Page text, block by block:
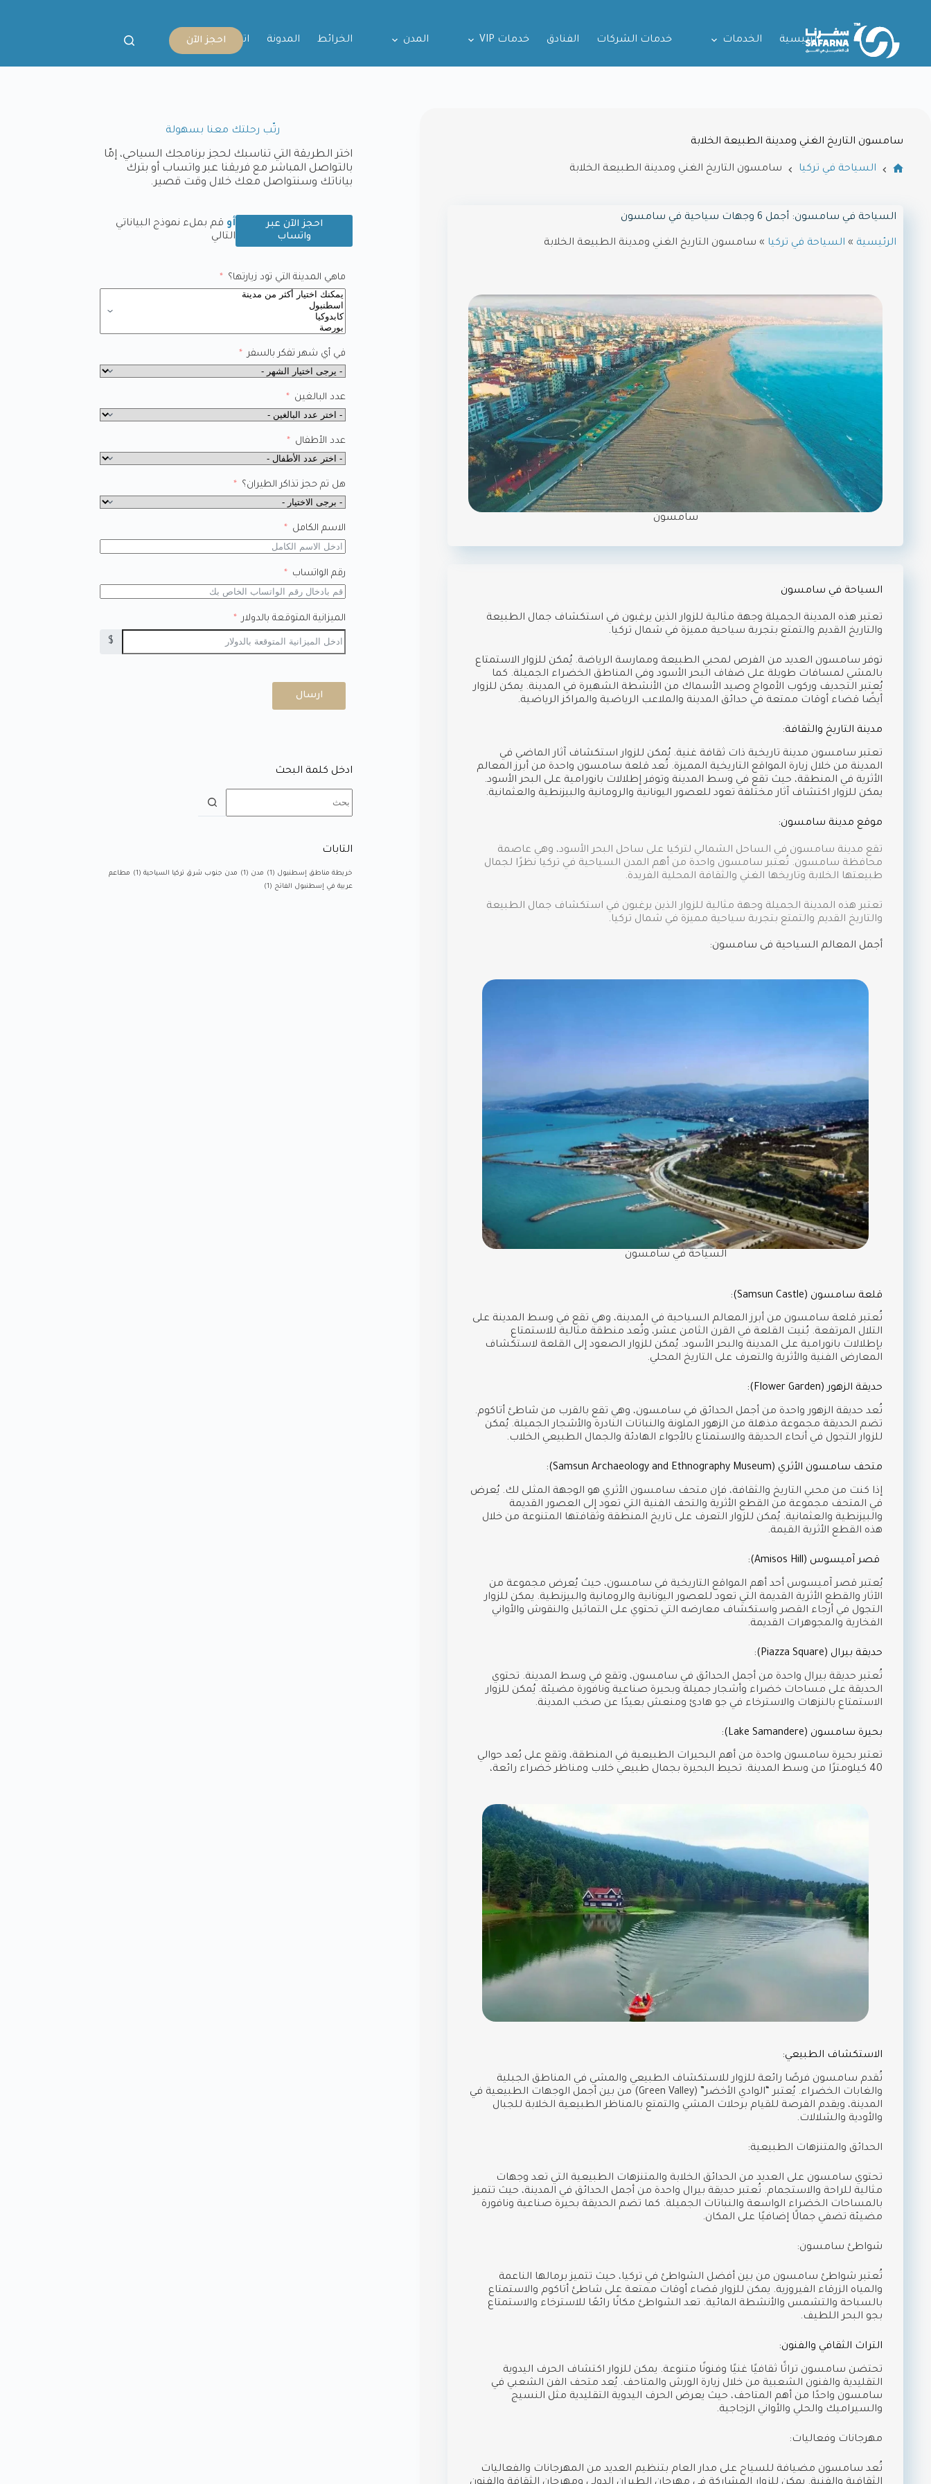
الرئيسية الخدمات خدمات الشركات الفنادق خدمات VIP المدن الخرائط المدونة اتصل بنااحجز الآن
سامسون التاريخ الغني ومدينة الطبيعة الخلابة
السياحة في تركيا سامسون التاريخ الغني ومدينة الطبيعة الخلابة
السياحة في سامسون: أجمل 6 وجهات سياحية في سامسون
الرئيسية » السياحة في تركيا » سامسون التاريخ الغني ومدينة الطبيعة الخلابة
سامسون
السياحة في سامسون
تعتبر هذه المدينة الجميلة وجهة مثالية للزوار الذين يرغبون في استكشاف جمال الطبيعة
والتاريخ القديم والتمتع بتجربة سياحية مميزة في شمال تركيا.
توفر سامسون العديد من الفرص لمحبي الطبيعة وممارسة الرياضة. يُمكن للزوار الاستمتاع
بالمشي لمسافات طويلة على ضفاف البحر الأسود وفي المناطق الخضراء الجميلة. كما
يُعتبر التجديف وركوب الأمواج وصيد الأسماك من الأنشطة الشهيرة في المدينة. يمكن للزوار
أيضًا قضاء أوقات ممتعة في حدائق المدينة والملاعب الرياضية والمراكز الرياضية.
مدينة التاريخ والثقافة:
تعتبر سامسون مدينة تاريخية ذات ثقافة غنية. يُمكن للزوار استكشاف آثار الماضي في
المدينة من خلال زيارة المواقع التاريخية المميزة. تُعد قلعة سامسون واحدة من أبرز المعالم
الأثرية في المنطقة، حيث تقع في وسط المدينة وتوفر إطلالات بانورامية على البحر الأسود.
يمكن للزوار اكتشاف آثار مختلفة تعود للعصور اليونانية والرومانية والبيزنطية والعثمانية.
موقع مدينة سامسون:
تقع مدينة سامسون في الساحل الشمالي لتركيا على ساحل البحر الأسود، وهي عاصمة
محافظة سامسون. تُعتبر سامسون واحدة من أهم المدن السياحية في تركيا نظرًا لجمال
طبيعتها الخلابة وتاريخها الغني والثقافة المحلية الفريدة.
تعتبر هذه المدينة الجميلة وجهة مثالية للزوار الذين يرغبون في استكشاف جمال الطبيعة
والتاريخ القديم والتمتع بتجربة سياحية مميزة في شمال تركيا.
أجمل المعالم السياحية فى سامسون:
السياحة في سامسون
قلعة سامسون (Samsun Castle):
تُعتبر قلعة سامسون من أبرز المعالم السياحية في المدينة، وهي تقع في وسط المدينة على
التلال المرتفعة. بُنيت القلعة في القرن الثامن عشر، وتُعد منطقة مثالية للاستمتاع
بإطلالات بانورامية على المدينة والبحر الأسود. يُمكن للزوار الصعود إلى القلعة لاستكشاف
المعارض الفنية والأثرية والتعرف على التاريخ المحلي.
حديقة الزهور (Flower Garden):
تُعد حديقة الزهور واحدة من أجمل الحدائق في سامسون، وهي تقع بالقرب من شاطئ أتاكوم.
تضم الحديقة مجموعة مذهلة من الزهور الملونة والنباتات النادرة والأشجار الجميلة. يُمكن
للزوار التجول في أنحاء الحديقة والاستمتاع بالأجواء الهادئة والجمال الطبيعي الخلاب.
متحف سامسون الأثري (Samsun Archaeology and Ethnography Museum):
إذا كنت من محبي التاريخ والثقافة، فإن متحف سامسون الأثري هو الوجهة المثلى لك. يُعرض
في المتحف مجموعة من القطع الأثرية والتحف الفنية التي تعود إلى العصور القديمة
والبيزنطية والعثمانية. يُمكن للزوار التعرف على تاريخ المنطقة وثقافتها المتنوعة من خلال
هذه القطع الأثرية القيمة.
قصر آميسوس (Amisos Hill):
يُعتبر قصر آميسوس أحد أهم المواقع التاريخية في سامسون، حيث يُعرض مجموعة من
الآثار والقطع الأثرية القديمة التي تعود للعصور اليونانية والرومانية والبيزنطية. يمكن للزوار
التجول في أرجاء القصر واستكشاف معارضه التي تحتوي على التماثيل والنقوش والأواني
الفخارية والمجوهرات القديمة.
حديقة بيرال (Piazza Square):
تُعتبر حديقة بيرال واحدة من أجمل الحدائق في سامسون، وتقع في وسط المدينة. تحتوي
الحديقة على مساحات خضراء وأشجار جميلة وبحيرة صناعية ونافورة مضيئة. يُمكن للزوار
الاستمتاع بالنزهات والاسترخاء في جو هادئ ومنعش بعيدًا عن صخب المدينة.
بحيرة سامسون (Lake Samandere):
تعتبر بحيرة سامسون واحدة من أهم البحيرات الطبيعية في المنطقة، وتقع على بُعد حوالي
40 كيلومترًا من وسط المدينة. تحيط البحيرة بجمال طبيعي خلاب ومناظر خضراء رائعة،
الاستكشاف الطبيعي:
تُقدم سامسون فرصًا رائعة للزوار للاستكشاف الطبيعي والمشي في المناطق الجبلية
والغابات الخضراء. يُعتبر “الوادي الأخضر” (Green Valley) من بين أجمل الوجهات الطبيعية في
المدينة، ويقدم الفرصة للقيام برحلات المشي والتمتع بالمناظر الطبيعية الخلابة للجبال
والأودية والشلالات.
الحدائق والمتنزهات الطبيعية:
تحتوي سامسون على العديد من الحدائق الخلابة والمتنزهات الطبيعية التي تعد وجهات
مثالية للراحة والاستجمام. تُعتبر حديقة بيرال واحدة من أجمل الحدائق في المدينة، حيث تتميز
بالمساحات الخضراء الواسعة والنباتات الجميلة. كما تضم الحديقة بحيرة صناعية ونافورة
مضيئة تضفي جمالًا إضافيًا على المكان.
شواطئ سامسون:
تُعتبر شواطئ سامسون من بين أفضل الشواطئ في تركيا، حيث تتميز برمالها الناعمة
والمياه الزرقاء الفيروزية. يمكن للزوار قضاء أوقات ممتعة على شاطئ أتاكوم والاستمتاع
بالسباحة والتشمس والأنشطة المائية. تعد الشواطئ مكانًا رائعًا للاسترخاء والاستمتاع
بجو البحر اللطيف.
التراث الثقافي والفنون:
تحتضن سامسون تراثًا ثقافيًا غنيًا وفنونًا متنوعة. يمكن للزوار اكتشاف الحرف اليدوية
التقليدية والفنون الشعبية من خلال زيارة الورش والمتاحف. يُعد متحف الفن الشعبي في
سامسون واحدًا من أهم المتاحف، حيث يعرض الحرف اليدوية التقليدية مثل النسيج
والسيراميك والحلي والأواني الزجاجية.
مهرجانات وفعاليات:
تُعد سامسون مضيافة للسياح على مدار العام بتنظيم العديد من المهرجانات والفعاليات
رتّب رحلتك معنا بسهولة
اختر الطريقة التي تناسبك لحجز برنامجك السياحي، إمّا
بالتواصل المباشر مع فريقنا عبر واتساب أو بترك
بياناتك وسنتواصل معك خلال وقت قصير.
احجز الآن عبر
واتساب
أو قم بملء نموذج البياناتي
التالي
ماهي المدينة التي تود زيارتها؟
في أي شهر تفكر بالسفر
عدد البالغين
عدد الأطفال
هل تم حجز تذاكر الطيران؟
الاسم الكامل
رقم الواتساب
الميزانية المتوقعة بالدولار
$
ارسال
ادخل كلمة البحث
التابات
خريطة مناطق إسطنبول (1) مدن (1) مدن جنوب شرق تركيا السياحية(1)
مطاعم
عربية في إسطنبول الفاتح (1)